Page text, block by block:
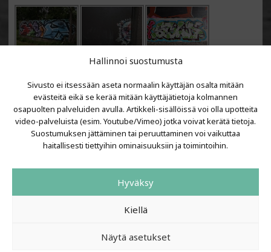
Hallinnoi suostumusta
Sivusto ei itsessään aseta normaalin käyttäjän osalta mitään
evästeitä eikä se kerää mitään käyttäjätietoja kolmannen
osapuolten palveluiden avulla. Artikkeli-sisällöissä voi olla upotteita
video-palveluista (esim. Youtube/Vimeo) jotka voivat kerätä tietoja.
Suostumuksen jättäminen tai peruuttaminen voi vaikuttaa
haitallisesti tiettyihin ominaisuuksiin ja toimintoihin.
Hyväksy
Kiellä
Näytä asetukset
VIIMEISIMMÄT ARTIKKELIT
LAINIT 2025: Tarhapäivä
Urbaani Zine